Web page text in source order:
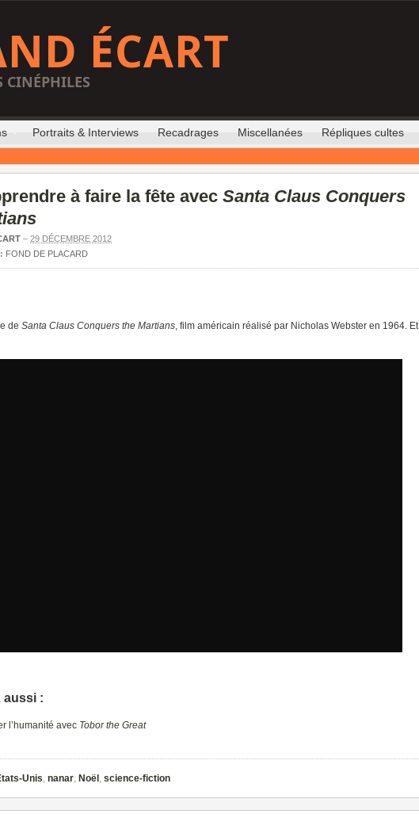
ÉCART
CINÉPHILES
Portraits & Interviews Recadrages Miscellanées Répliques cultes
à faire la fête avec Santa Claus Conquers
– 29 DÉCEMBRE 2012
FOND DE PLACARD
de Santa Claus Conquers the Martians, film américain réalisé par Nicholas Webster en 1964. Et
aussi :
l’humanité avec Tobor the Great
Unis, nanar, Noël , science-fiction